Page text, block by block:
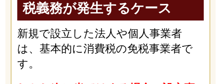
税義務が発生するケース
新規で設立した法人や個人事業者
は、基本的に消費税の免税事業者で
す。